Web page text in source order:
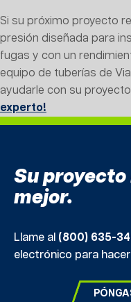
Si su próximo proyecto
presión diseñada para
fugas y con un
equipo de tuberías de
ayudarle con su
experto!
Su
mejor.
Llame al (800) 635-
electrónico para